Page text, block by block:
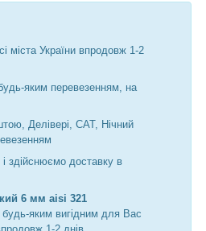
міста України впродовж 1-2
яким перевезенням, на
Делівері, САТ, Нічний
здійснюємо доставку в
6 мм aisi 321
будь-яким вигідним для Вас